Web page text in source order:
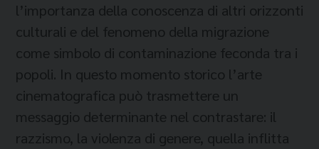
l’importanza della conoscenza di altri orizzonti
culturali e del fenomeno della migrazione
come simbolo di contaminazione feconda tra i
popoli. In questo momento storico l’arte
cinematografica può trasmettere un
messaggio determinante nel contrastare: il
razzismo, la violenza di genere, quella inflitta